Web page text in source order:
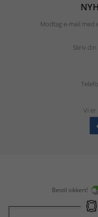
Modtag e-mail med
Skriv
Vi er
Bestil sikkert!